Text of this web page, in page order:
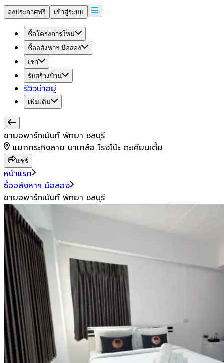
ลงประกาศฟรี เข้าสู่ระบบ
ซื้อโครงการใหม่
ซื้ออสังหาฯ มือสอง
เช่า
รับสร้างบ้าน
รีวิวน่าอยู่
เพิ่มเติม
ขายอพาร์ทเม้นท์ พัทยา ชลบุรี
แยกกระทิงลาย นาเกลือ โรงโป๊ะ ตะเคียนเตี้ย
แชร์
หน้าแรก
ซื้ออสังหาฯ มือสอง
ขายอพาร์ทเม้นท์ พัทยา ชลบุรี